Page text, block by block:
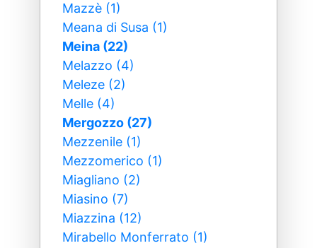
Mazzè (1)
Meana di Susa (1)
Meina (22)
Melazzo (4)
Meleze (2)
Melle (4)
Mergozzo (27)
Mezzenile (1)
Mezzomerico (1)
Miagliano (2)
Miasino (7)
Miazzina (12)
Mirabello Monferrato (1)